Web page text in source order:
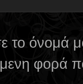
το όνομά
φορά